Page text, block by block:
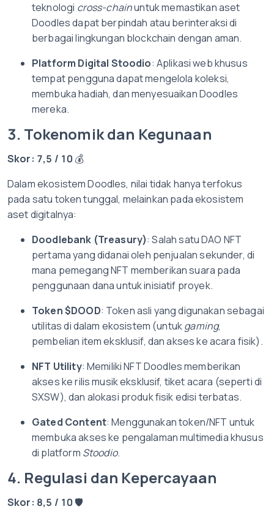
teknologi cross-chainuntuk memastikan aset
Doodles dapat berpindah atau berinteraksi di
berbagai lingkungan blockchain dengan aman.
Platform Digital Stoodio: Aplikasi web khusus
tempat pengguna dapat mengelola koleksi,
membuka hadiah, dan menyesuaikan Doodles
mereka.
3. Tokenomik dan Kegunaan
Skor: 7,5 / 10 💰
Dalam ekosistem Doodles, nilai tidak hanya terfokus
pada satu token tunggal, melainkan pada ekosistem
aset digitalnya:
Doodlebank (Treasury): Salah satu DAO NFT
pertama yang didanai oleh penjualan sekunder, di
mana pemegang NFT memberikan suara pada
penggunaan dana untuk inisiatif proyek.
Token $DOOD: Token asli yang digunakan sebagai
utilitas di dalam ekosistem (untukgaming,
pembelian item eksklusif, dan akses ke acara fisik).
NFT Utility: Memiliki NFT Doodles memberikan
akses ke rilis musik eksklusif, tiket acara (seperti di
SXSW), dan alokasi produk fisik edisi terbatas.
Gated Content: Menggunakan token/NFT untuk
membuka akses ke pengalaman multimedia khusus
di platform Stoodio.
4. Regulasi dan Kepercayaan
Skor: 8,5 / 10 🛡️